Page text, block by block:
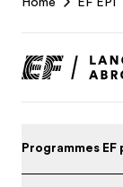
Footer
Programmes EF